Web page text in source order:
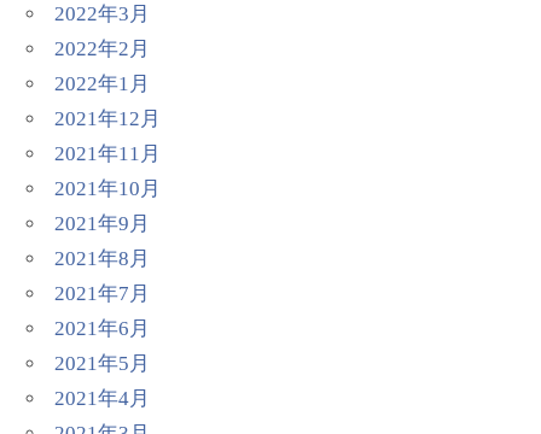
2022年3月
2022年2月
2022年1月
2021年12月
2021年11月
2021年10月
2021年9月
2021年8月
2021年7月
2021年6月
2021年5月
2021年4月